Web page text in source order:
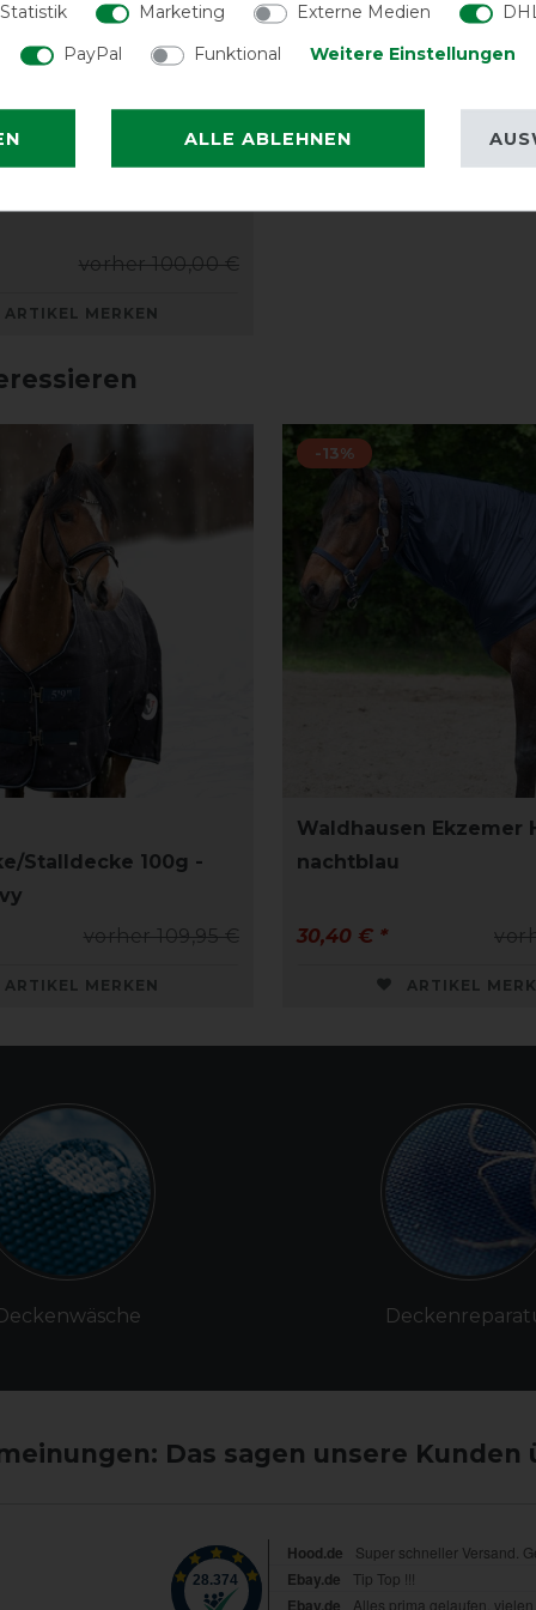
vorher 100,00 €
ARTIKEL MERKEN
Stalldecke 100g -
vorher 109,95 €
ARTIKEL MERKEN
-13%
Waldhausen Ekzemer
nachtblau
30,40 € *
ARTIKEL
Das sagen unsere Kunden
Statistik Marketing Externe Medien
PayPal
Funktional Weitere Einstellungen
ALLE ABLEHNEN